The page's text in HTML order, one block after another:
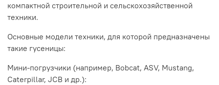
компактной строительной и сельскохозяйственной
техники.
Основные модели техники, для которой предназначены
такие гусеницы:
Мини-погрузчики (например, Bobcat, ASV, Mustang,
Caterpillar, JCB и др.):